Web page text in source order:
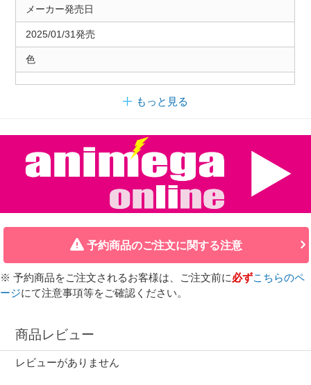
メーカー発売日
2025/01/31発売
色
もっと見る
予約商品のご注文に関する注意
※ 予約商品をご注文されるお客様は、ご注文前に必ずこちらのペ
ージにて注意事項等をご確認ください。
商品レビュー
レビューがありません